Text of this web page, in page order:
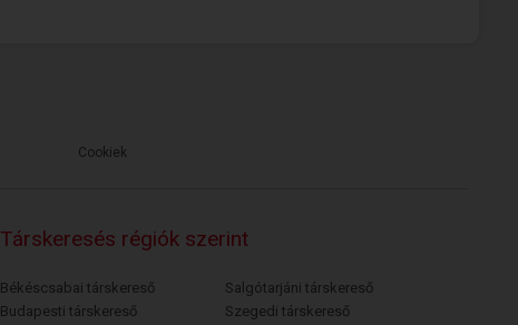
Cookiek
Társkeresés régiók szerint
Békéscsabai társkereső
Budapesti társkereső
Salgótarjáni társkereső
Szegedi társkereső